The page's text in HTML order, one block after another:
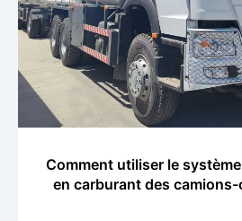
Comment utiliser le
en carburant des